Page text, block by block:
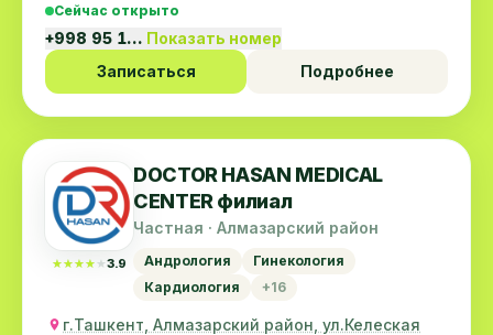
Сейчас открыто
+998 95 1… Показать номер
Записаться
Подробнее
★★★★★
★★★★★3.9
DOCTOR HASAN MEDICAL
CENTER филиал
Частная · Алмазарский район
Андрология
Гинекология
Кардиология
+16
г.Ташкент, Алмазарский район, ул.Келеская